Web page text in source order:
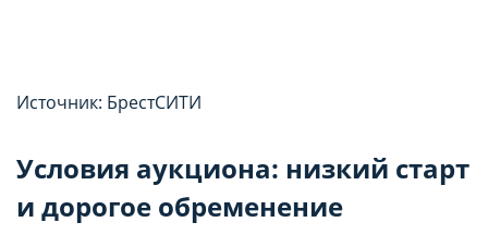
Источник: БрестСИТИ
Условия аукциона: низкий старт
и дорогое обременение